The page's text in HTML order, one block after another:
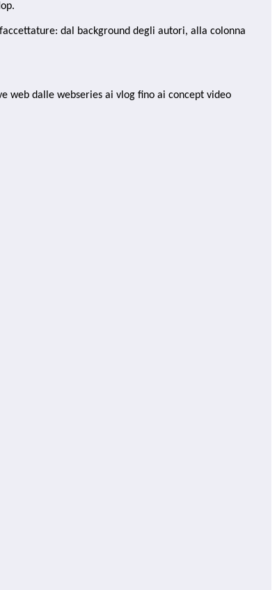
dal background degli autori, alla colonna
web dalle webseries ai vlog fino ai concept video